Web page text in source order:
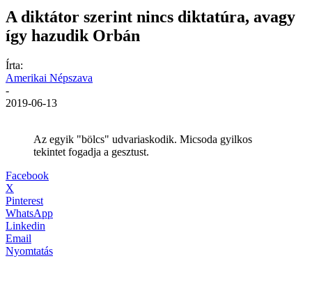
A diktátor szerint nincs diktatúra, avagy
így hazudik Orbán
Írta:
Amerikai Népszava
-
2019-06-13
Az egyik "bölcs" udvariaskodik. Micsoda gyilkos
tekintet fogadja a gesztust.
Facebook
X
Pinterest
WhatsApp
Linkedin
Email
Nyomtatás